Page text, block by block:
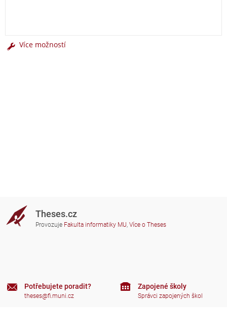
Více možností
Theses.cz
Provozuje Fakulta informatiky MU, Více o Theses
Potřebujete poradit?
theses@fi.muni.cz
Zapojené školy
Správci zapojených škol